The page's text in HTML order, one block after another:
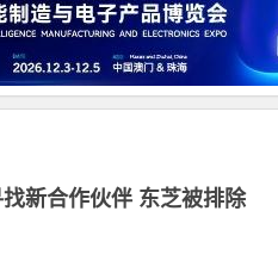
新合作伙伴 东芝被排除